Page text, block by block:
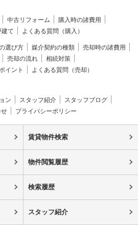
中古リフォーム
購入時の諸費用
て よくある質問（購入）
選び方 媒介契約の種類
売却時の諸費用
売却の流れ
相続対策
イント よくある質問（売却）
ン スタッフ紹介
スタッフブログ
プライバシーポリシー
賃貸物件検索
物件閲覧履歴
検索履歴
スタッフ紹介